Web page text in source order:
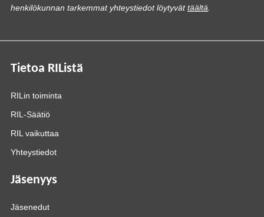
henkilökunnan tarkemmat yhteystiedot löytyvättäältä
Tietoa RIListä
RILin toiminta
RIL-Säätiö
RIL vaikuttaa
Yhteystiedot
Jäsenyys
Jäsenedut